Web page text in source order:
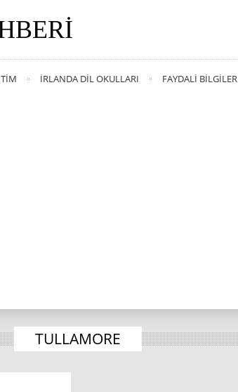
İRLANDA DIL OKULLARI FAYDALI BILGILER
TULLAMORE